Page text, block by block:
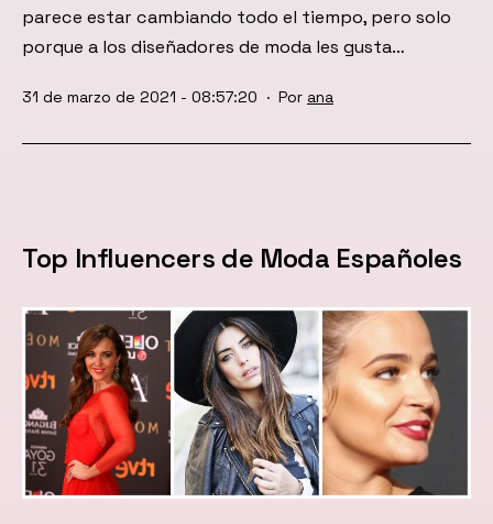
parece estar cambiando todo el tiempo, pero solo
porque a los diseñadores de moda les gusta…
Publicada
31 de marzo de 2021 - 08:57:20 Por ana
Top Influencers de Moda Españoles